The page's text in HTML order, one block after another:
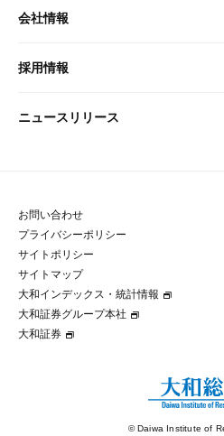
大和総研の強み
先端テクノロジーに基づく新たな
政策分析
金融経済教育等
コラム
大和インデックス・統計情報
現在受付中のセミナー・イベント
サステナビリティの取り組み
次世代社会への貢献
マルチステークホルダー方針
パートナーシップ構築宣言
会社情報
会社情報 トップ
会社概要・役員一覧
大和総研の歩み
グループ会社
採用情報
採用情報 トップ
経験者採用
ニュースリリース
お問い合わせ
プライバシーポリシー
サイトポリシー
サイトマップ
大和インデックス・統計情報
大和証券グループ本社
大和証券
© Daiwa Institute of